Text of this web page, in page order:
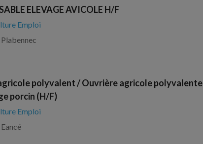
ELEVAGE AVICOLE H/F
Emploi
polyvalent / Ouvrière agricole polyvalente
porcin (H/F)
Emploi